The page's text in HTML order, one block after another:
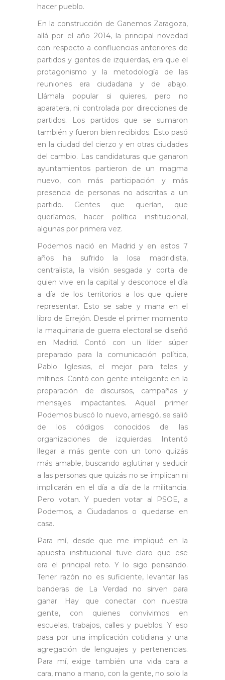
hacer pueblo.
En la construcción de Ganemos Zaragoza,
allá por el año 2014, la principal novedad
con respecto a confluencias anteriores de
partidos y gentes de izquierdas, era que el
protagonismo y la metodología de las
reuniones era ciudadana y de abajo.
Llámala popular si quieres, pero no
aparatera, ni controlada por direcciones de
partidos. Los partidos que se sumaron
también y fueron bien recibidos. Esto pasó
en la ciudad del cierzo y en otras ciudades
del cambio. Las candidaturas que ganaron
ayuntamientos partieron de un magma
nuevo, con más participación y más
presencia de personas no adscritas a un
partido. Gentes que querían, que
queríamos, hacer política institucional,
algunas por primera vez.
Podemos nació en Madrid y en estos 7
años ha sufrido la losa madridista,
centralista, la visión sesgada y corta de
quien vive en la capital y desconoce el día
a día de los territorios a los que quiere
representar. Esto se sabe y mana en el
libro de Errejón. Desde el primer momento
la maquinaria de guerra electoral se diseñó
en Madrid. Contó con un líder súper
preparado para la comunicación política,
Pablo Iglesias, el mejor para teles y
mítines. Contó con gente inteligente en la
preparación de discursos, campañas y
mensajes impactantes. Aquel primer
Podemos buscó lo nuevo, arriesgó, se salió
de los códigos conocidos de las
organizaciones de izquierdas. Intentó
llegar a más gente con un tono quizás
más amable, buscando aglutinar y seducir
a las personas que quizás no se implican ni
implicarán en el día a día de la militancia.
Pero votan. Y pueden votar al PSOE, a
Podemos, a Ciudadanos o quedarse en
casa.
Para mí, desde que me impliqué en la
apuesta institucional tuve claro que ese
era el principal reto. Y lo sigo pensando.
Tener razón no es suficiente, levantar las
banderas de La Verdad no sirven para
ganar. Hay que conectar con nuestra
gente, con quienes convivimos en
escuelas, trabajos, calles y pueblos. Y eso
pasa por una implicación cotidiana y una
agregación de lenguajes y pertenencias.
Para mí, exige también una vida cara a
cara, mano a mano, con la gente, no solo la